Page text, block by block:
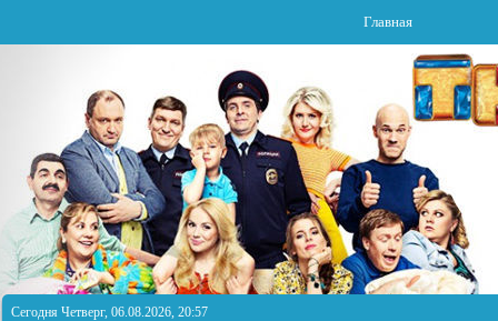
Главная
Сегодня Четверг, 06.08.2026, 20:57